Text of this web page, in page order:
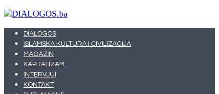
DIALOGOS
ISLAMSKA KULTURA I CIVILIZACIJA
MAGAZIN
KAPITALIZAM
INTERVJUI
KONTAKT